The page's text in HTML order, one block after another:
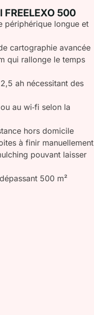
500
périphérique longue et
cartographie avancée
qui rallonge le temps
ah nécessitant des
au wi‑fi selon la
hors domicile
à finir manuellement
pouvant laisser
500 m²